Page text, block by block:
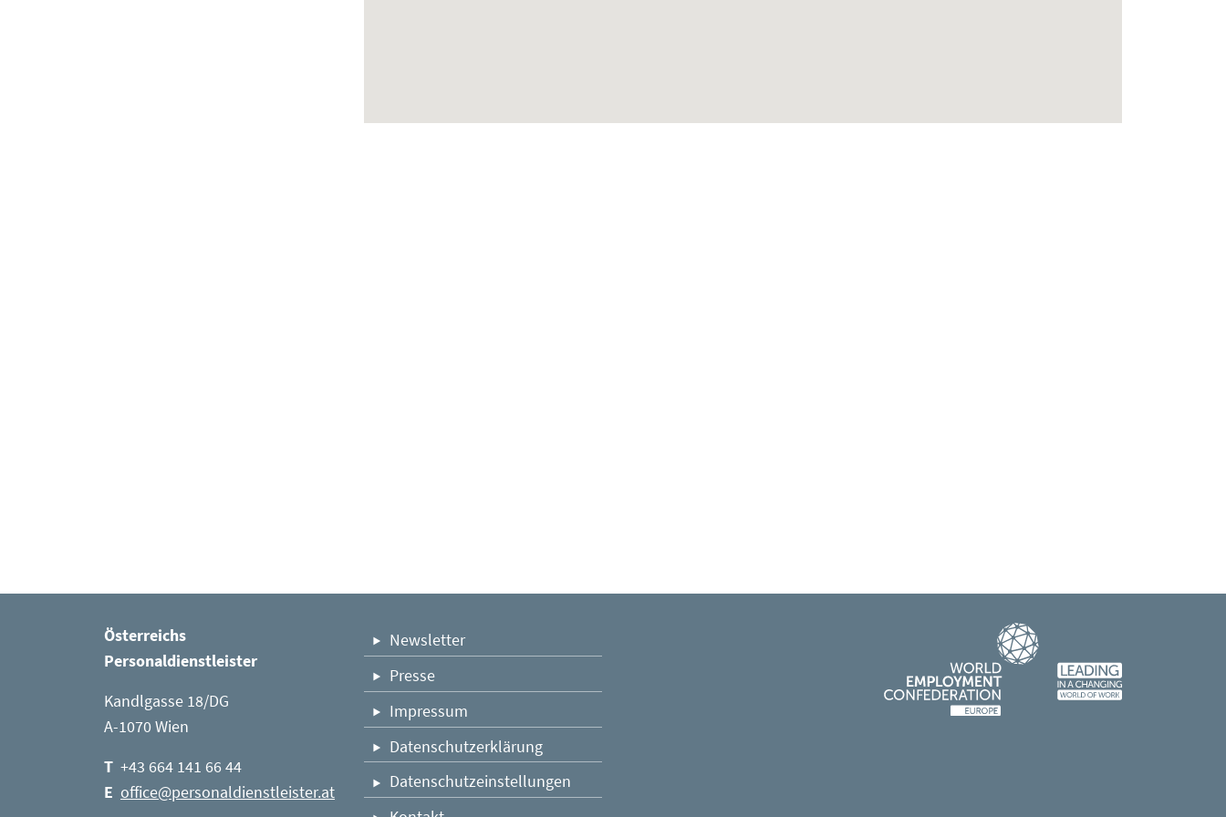
herbert.kling@brandscore.at
(Öffnet eventuell ein Programm um an den Empfänger eine E-Mail zu schicken)
Österreichs
Personaldienstleister
Kandlgasse 18/DG
A-1070 Wien
T +43 664 141 66 44
E office@personaldienstleister.at
Newsletter
Presse
Impressum
Datenschutzerklärung
Datenschutzeinstellungen